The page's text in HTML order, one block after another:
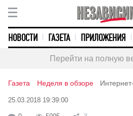
НОВОСТИ ГАЗЕТА ПРИЛОЖЕНИЯ
Перейти на полную
Газета Неделя в обзоре
25.03.2018 19:39:00